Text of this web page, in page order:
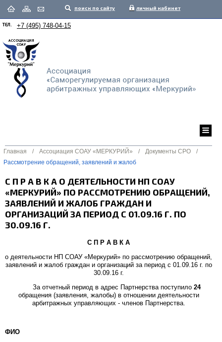
поиск по сайту личный кабинет
ТЕЛ. +7 (495) 748-04-15
Главная / Ассоциация СОАУ «МЕРКУРИЙ» / Документы СРО
/
Рассмотрение обращений, заявлений и жалоб
С П Р А В К А О ДЕЯТЕЛЬНОСТИ НП СОАУ
«МЕРКУРИЙ» ПО РАССМОТРЕНИЮ ОБРАЩЕНИЙ,
ЗАЯВЛЕНИЙ И ЖАЛОБ ГРАЖДАН И
ОРГАНИЗАЦИЙ ЗА ПЕРИОД С 01.09.16 Г. ПО
30.09.16 Г.
С П Р А В К А
о деятельности НП СОАУ «Меркурий» по рассмотрению обращений,
заявлений и жалоб граждан и организаций за период с 01.09.16 г. по
30.09.16 г.
За отчетный период в адрес Партнерства поступило24
обращения (заявления, жалобы) в отношении деятельности
арбитражных управляющих - членов Партнерства.
ФИО